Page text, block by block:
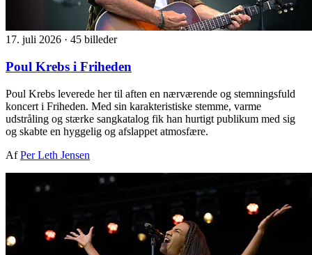
17. juli 2026 · 45 billeder
Poul Krebs i Friheden
Poul Krebs leverede her til aften en nærværende og stemningsfuld
koncert i Friheden. Med sin karakteristiske stemme, varme
udstråling og stærke sangkatalog fik han hurtigt publikum med sig
og skabte en hyggelig og afslappet atmosfære.
AfPer Leth Jensen